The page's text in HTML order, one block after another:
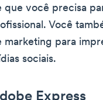
que você precisa
Você
marketing para
sociais.